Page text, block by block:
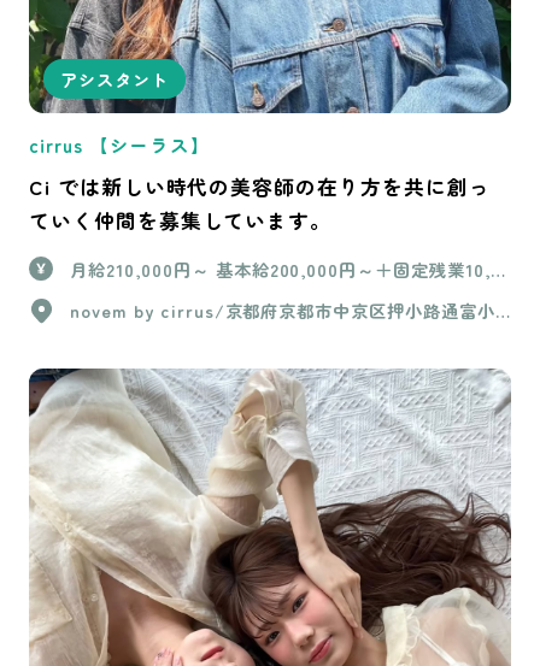
アシスタント
cirrus 【シーラス】
Ci では新しい時代の美容師の在り方を共に創っ
ていく仲間を募集しています。
月給210,000円～ 基本給200,000円～＋固定残業10,0
か月間）は基本給200,000円のみ 【学生アルバイト】
novem by cirrus/京都府京都市中京区押小路通富小